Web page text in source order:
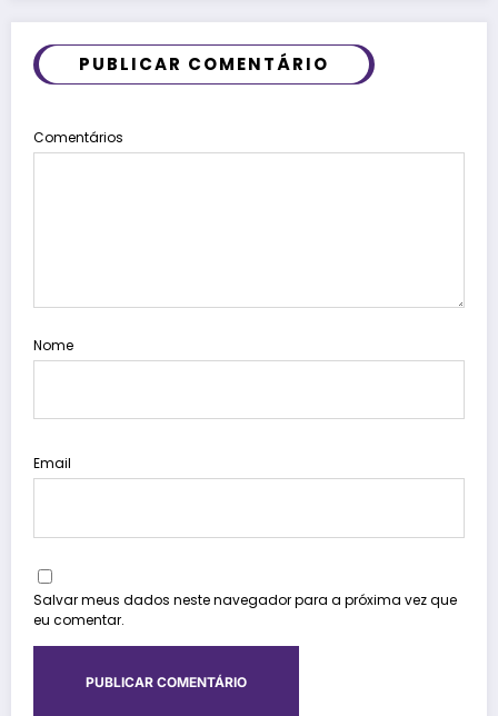
PUBLICAR COMENTÁRIO
Comentários
Nome
Email
Salvar meus dados neste navegador para a próxima vez que
eu comentar.